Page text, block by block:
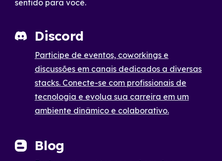
sentido para você.
Discord
Participe de eventos, coworkings e
discussões em canais dedicados a diversas
stacks. Conecte-se com profissionais de
tecnologia e evolua sua carreira em um
ambiente dinâmico e colaborativo.
Blog